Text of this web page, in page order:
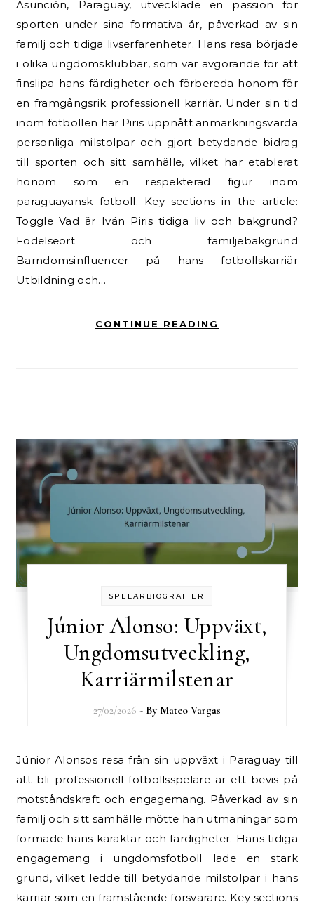
Asunción, Paraguay, utvecklade en passion för
sporten under sina formativa år, påverkad av sin
familj och tidiga livserfarenheter. Hans resa började
i olika ungdomsklubbar, som var avgörande för att
finslipa hans färdigheter och förbereda honom för
en framgångsrik professionell karriär. Under sin tid
inom fotbollen har Piris uppnått anmärkningsvärda
personliga milstolpar och gjort betydande bidrag
till sporten och sitt samhälle, vilket har etablerat
honom som en respekterad figur inom
paraguayansk fotboll. Key sections in the article:
Toggle Vad är Iván Piris tidiga liv och bakgrund?
Födelseort och familjebakgrund
Barndomsinfluencer på hans fotbollskarriär
Utbildning och…
CONTINUE READING
SPELARBIOGRAFIER
Júnior Alonso: Uppväxt,
Ungdomsutveckling,
Karriärmilstenar
27/02/2026 - By Mateo Vargas
Júnior Alonsos resa från sin uppväxt i Paraguay till
att bli professionell fotbollsspelare är ett bevis på
motståndskraft och engagemang. Påverkad av sin
familj och sitt samhälle mötte han utmaningar som
formade hans karaktär och färdigheter. Hans tidiga
engagemang i ungdomsfotboll lade en stark
grund, vilket ledde till betydande milstolpar i hans
karriär som en framstående försvarare. Key sections